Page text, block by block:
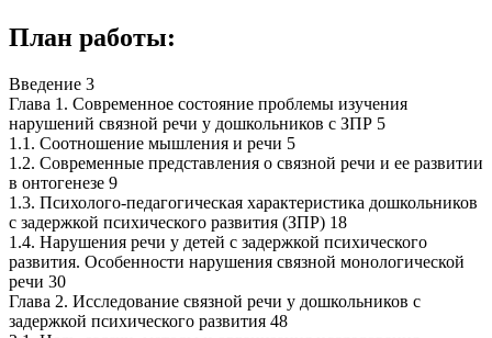
План работы:
Введение 3
Глава 1. Современное состояние проблемы изучения
нарушений связной речи у дошкольников с ЗПР 5
1.1. Соотношение мышления и речи 5
1.2. Современные представления о связной речи и ее развитии
в онтогенезе 9
1.3. Психолого-педагогическая характеристика дошкольников
с задержкой психического развития (ЗПР) 18
1.4. Нарушения речи у детей с задержкой психического
развития. Особенности нарушения связной монологической
речи 30
Глава 2. Исследование связной речи у дошкольников с
задержкой психического развития 48